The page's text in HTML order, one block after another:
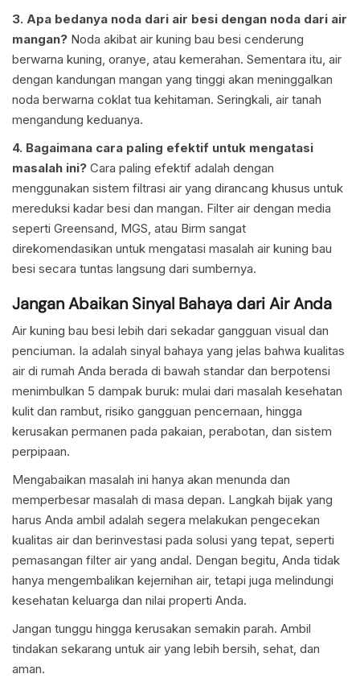
3. Apa bedanya noda dari air besi dengan noda dari air
mangan? Noda akibat air kuning bau besi cenderung
berwarna kuning, oranye, atau kemerahan. Sementara itu, air
dengan kandungan mangan yang tinggi akan meninggalkan
noda berwarna coklat tua kehitaman. Seringkali, air tanah
mengandung keduanya.
4. Bagaimana cara paling efektif untuk mengatasi
masalah ini? Cara paling efektif adalah dengan
menggunakan sistem filtrasi air yang dirancang khusus untuk
mereduksi kadar besi dan mangan. Filter air dengan media
seperti Greensand, MGS, atau Birm sangat
direkomendasikan untuk mengatasi masalah air kuning bau
besi secara tuntas langsung dari sumbernya.
Jangan Abaikan Sinyal Bahaya dari Air Anda
Air kuning bau besi lebih dari sekadar gangguan visual dan
penciuman. Ia adalah sinyal bahaya yang jelas bahwa kualitas
air di rumah Anda berada di bawah standar dan berpotensi
menimbulkan 5 dampak buruk: mulai dari masalah kesehatan
kulit dan rambut, risiko gangguan pencernaan, hingga
kerusakan permanen pada pakaian, perabotan, dan sistem
perpipaan.
Mengabaikan masalah ini hanya akan menunda dan
memperbesar masalah di masa depan. Langkah bijak yang
harus Anda ambil adalah segera melakukan pengecekan
kualitas air dan berinvestasi pada solusi yang tepat, seperti
pemasangan filter air yang andal. Dengan begitu, Anda tidak
hanya mengembalikan kejernihan air, tetapi juga melindungi
kesehatan keluarga dan nilai properti Anda.
Jangan tunggu hingga kerusakan semakin parah. Ambil
tindakan sekarang untuk air yang lebih bersih, sehat, dan
aman.